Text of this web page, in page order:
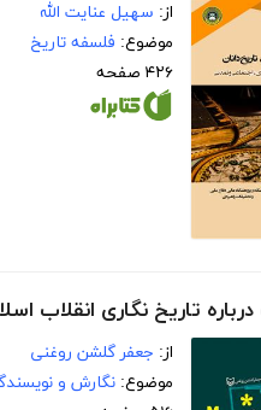
از: سهیل عنایت الله
موضوع: فلسفه تاریخ
۴۲۶ صفحه
تاریخ نگاری انقلاب
از: جعفر گلشن روغنی
موضوع: نگارش و